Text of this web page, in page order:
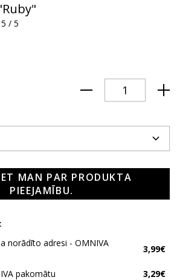
5 / 5
MAN PAR PRODUKTA
PIEEJAMĪBU.
norādīto adresi - OMNIVA
3,99€
pakomātu
3,29€